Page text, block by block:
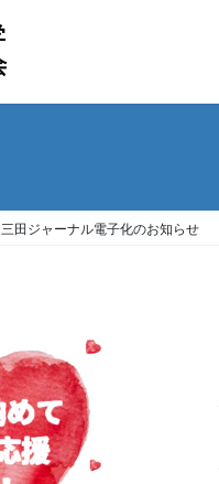
三田ジャーナル電子化のお知らせ